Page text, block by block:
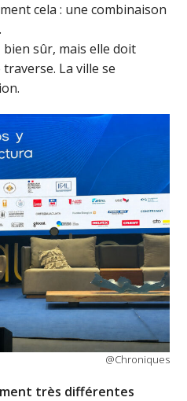
cela : une combinaison
sûr, mais elle doit
La ville se
@Chroniques
très différentes